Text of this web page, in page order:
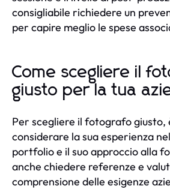
consigliabile richiedere un
per capire meglio le spese
Come scegliere il
giusto per la tua
Per scegliere il fotografo
considerare la sua esperienza
portfolio e il suo approccio alla
anche chiedere referenze e
comprensione delle esigenze